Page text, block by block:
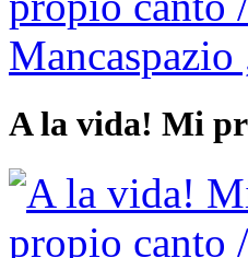
A la vida! Mi